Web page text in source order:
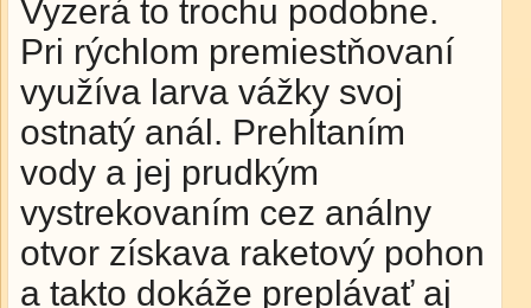
Vyzerá to trochu podobne.
Pri rýchlom premiestňovaní
využíva larva vážky svoj
ostnatý anál. Prehĺtaním
vody a jej prudkým
vystrekovaním cez análny
otvor získava raketový pohon
a takto dokáže preplávať aj